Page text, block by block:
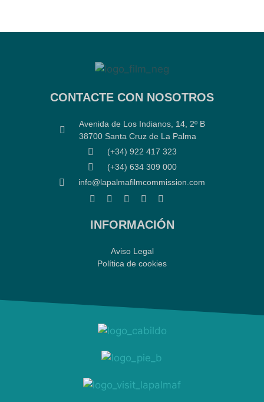
CONTACTE CON NOSOTROS
Avenida de Los Indianos, 14, 2º B
38700 Santa Cruz de La Palma
(+34) 922 417 323
(+34) 634 309 000
info@lapalmafilmcommission.com
INFORMACIÓN
Aviso Legal
Política de cookies